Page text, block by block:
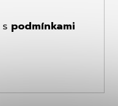
podmínkami